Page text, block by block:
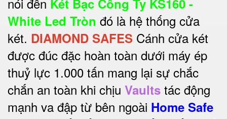
Két Bạc Công Ty KS160 -
White Led Tròn đó là hệ thống cửa
két. DIAMOND SAFES Cánh cửa két
được đúc đặc hoàn toàn dưới máy ép
thuỷ lực 1.000 tấn mang lại sự chắc
chắn an toàn khi chịu Vaults tác động
mạnh va đập từ bên ngoài Home Safe